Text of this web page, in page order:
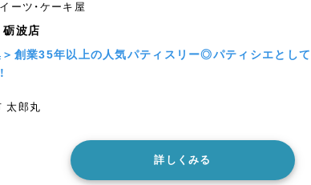
ーツ・ケーキ屋
砺波店
創業35年以上の人気パティスリー◎パティシエとし
福井県 砺波市 太郎丸
詳しくみる